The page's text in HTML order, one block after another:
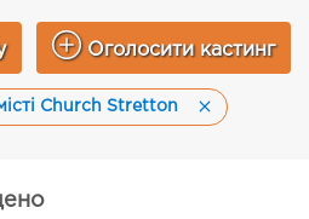
Оголосити кастинг
Church Stretton